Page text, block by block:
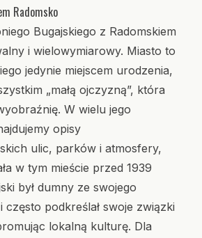
Radomsko
Bugajskiego z Radomskiem
i wielowymiarowy. Miasto to
jedynie miejscem urodzenia,
„małą ojczyzną”, która
W wielu jego
opisy
ulic, parków i atmosfery,
w tym mieście przed 1939
był dumny ze swojego
często podkreślał swoje związki
lokalną kulturę. Dla